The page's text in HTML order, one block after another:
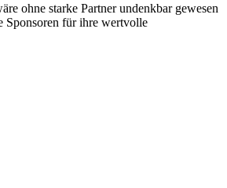
ohne starke Partner undenkbar gewesen
Sponsoren für ihre wertvolle